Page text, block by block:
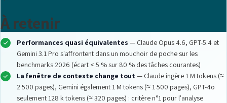
À retenir
Performances quasi équivalentes — Claude Opus 4.6, GPT-5.4 et
Gemini 3.1 Pro s'affrontent dans un mouchoir de poche sur les
benchmarks 2026 (écart < 5 % sur 80 % des tâches courantes)
La fenêtre de contexte change tout— Claude ingère 1 M tokens (≈
2 500 pages), Gemini également 1 M tokens (≈ 1 500 pages), GPT-4o
seulement 128 k tokens (≈ 320 pages) : critère n°1 pour l'analyse